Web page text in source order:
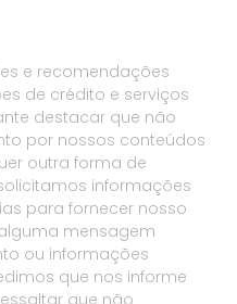
e recomendações
de crédito e serviços
destacar que não
por nossos conteúdos
outra forma de
informações
para fornecer nosso
mensagem
ou informações
que nos informe